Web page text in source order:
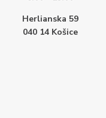
Herlianska 59
040 14 Košice